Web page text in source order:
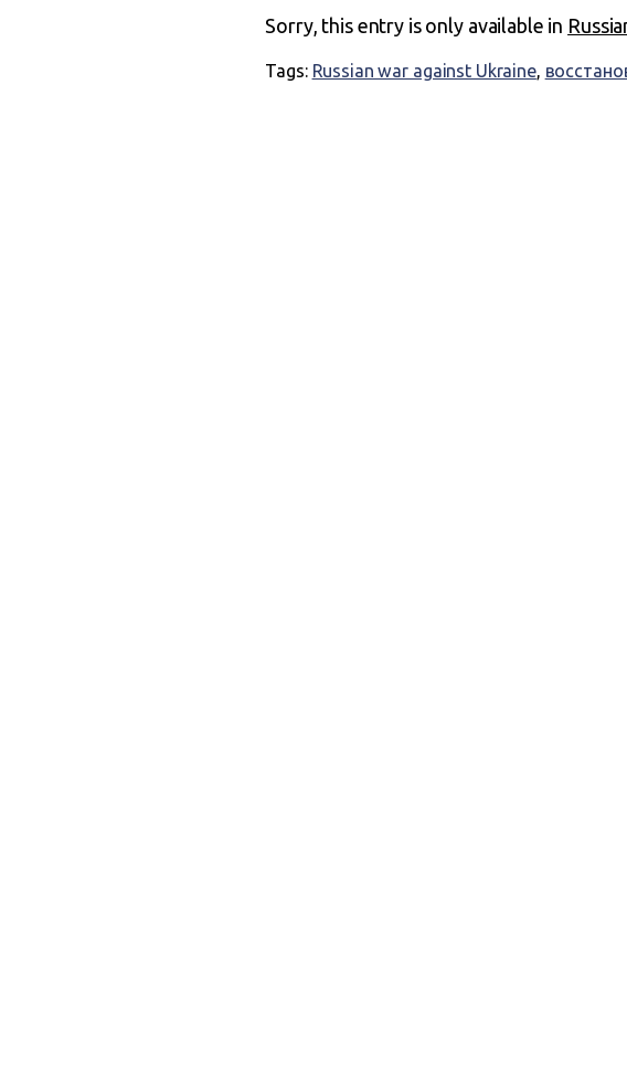
Sorry, this entry is only available in
Tags: Russian war against Ukraine,